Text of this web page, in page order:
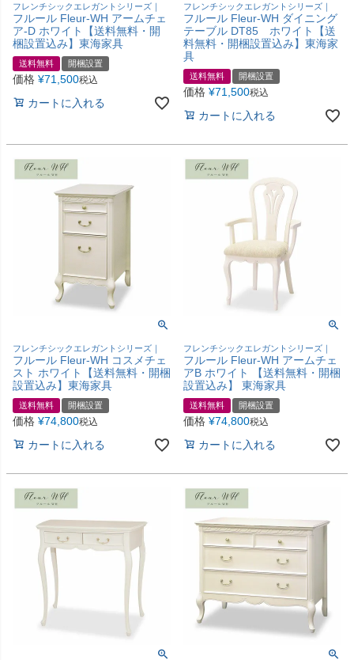
フレンチシックエレガントシリーズ｜
フルール Fleur-WH アームチェ
ア-D ホワイト【送料無料・開
梱設置込み】東海家具
送料無料 開梱設置
価格 ¥71,500税込
カートに入れる
フレンチシックエレガントシリーズ｜
フルール Fleur-WH ダイニング
テーブル DT85 ホワイト【送
料無料・開梱設置込み】東海家
具
送料無料 開梱設置
価格 ¥71,500税込
カートに入れる
フレンチシックエレガントシリーズ｜
フルール Fleur-WH コスメチェ
スト ホワイト【送料無料・開梱
設置込み】東海家具
送料無料 開梱設置
価格 ¥74,800税込
カートに入れる
フレンチシックエレガントシリーズ｜
フルール Fleur-WH アームチェ
アB ホワイト 【送料無料・開梱
設置込み】 東海家具
送料無料 開梱設置
価格 ¥74,800税込
カートに入れる